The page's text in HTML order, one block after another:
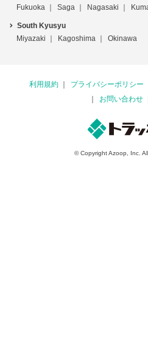
Fukuoka
Saga Nagasaki
South Kyusyu
Miyazaki
Kagoshima Okinawa
利用規約 プライバシーポリシー
お問い合わせ
© Copyright Azoop, Inc.